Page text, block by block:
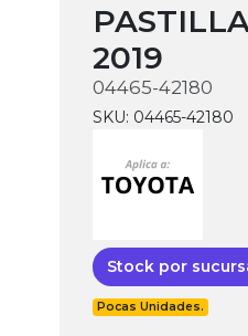
2019
04465-42180
SKU: 04465-42180
Stock por
Pocas Unidades.